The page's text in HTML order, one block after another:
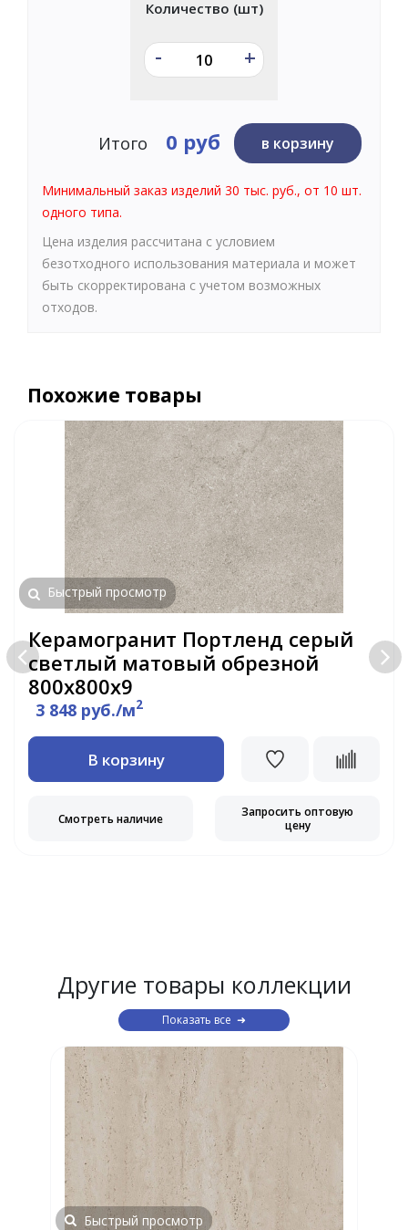
Количество (шт)
- +
Итого 0 руб в корзину
Минимальный заказ изделий 30 тыс. руб., от 10 шт.
одного типа.
Цена изделия рассчитана с условием
безотходного использования материала и может
быть скорректирована с учетом возможных
отходов.
Похожие товары
Быстрый просмотр
Керамогранит Портленд серый
светлый матовый обрезной
800x800x9
3 848 руб./м2
В корзину
Смотреть наличие
Запросить оптовую
цену
Другие товары коллекции
Показать все
Быстрый просмотр